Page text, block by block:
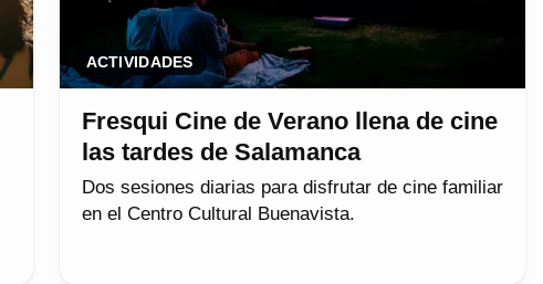
ACTIVIDADES
Fresqui Cine de Verano llena de cine
las tardes de Salamanca
Dos sesiones diarias para disfrutar de cine familiar
en el Centro Cultural Buenavista.